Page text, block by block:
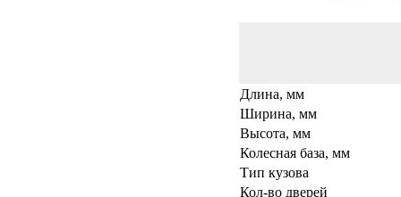
Длина, мм
Ширина, мм
Высота, мм
Колесная база, мм
Тип кузова
Кол-во дверей